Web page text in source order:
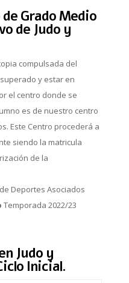
Grado Medio
de Judo y
compulsada del
y estar en
el centro donde se
es de nuestro centro
Este Centro procederá a
siendo la matricula
de la
Deportes Asociados
Temporada 2022/23
Judo y
Inicial.